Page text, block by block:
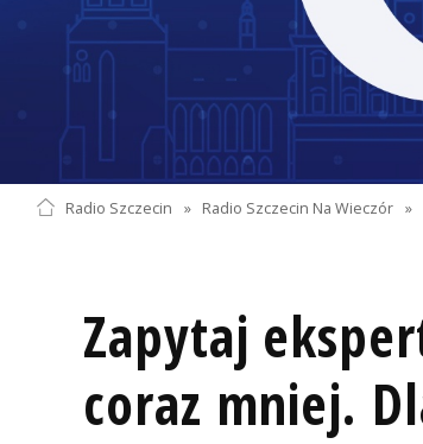
Radio Szczecin » Radio Szczecin Na Wieczór »
Zapytaj
coraz mniej.